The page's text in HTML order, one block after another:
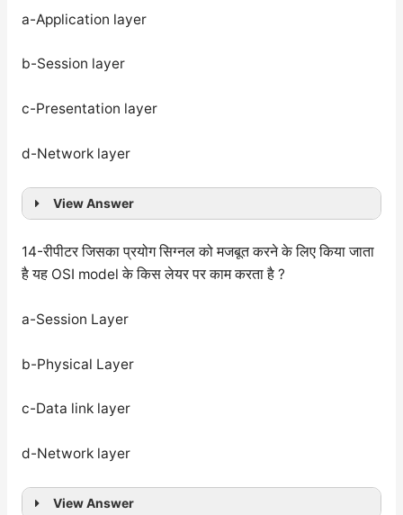
a-Application layer
b-Session layer
c-Presentation layer
d-Network layer
View Answer
14-रीपीटर जिसका प्रयोग सिग्नल को मजबूत करने के लिए किया जाता
है यह OSI model के किस लेयर पर काम करता है ?
a-Session Layer
b-Physical Layer
c-Data link layer
d-Network layer
View Answer